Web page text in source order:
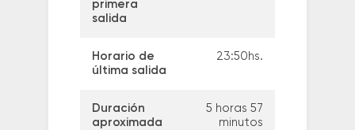
primera
salida
Horario de
última salida
23:50hs.
Duración
aproximada
5 horas 57
minutos